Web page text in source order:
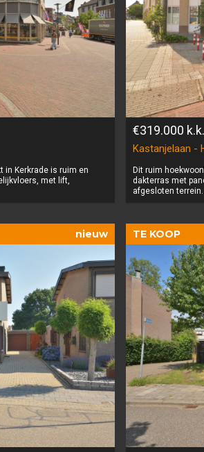
in Kerkrade is ruim en
met lift,
€319.000 k.k.
Kastanjelaan -
Dit ruim
dakterras met
afgesloten terrein.
nieuw TE KOOP